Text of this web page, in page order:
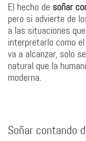
El hecho de soñar
pero si advierte de
a las situaciones
interpretarlo como
va a alcanzar, solo
natural que la
moderna.
Soñar contando